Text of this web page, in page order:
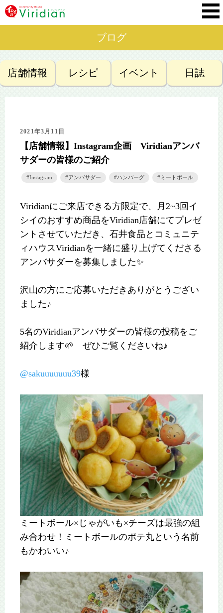
ブログ
店舗情報 レシピ イベント 日誌
2021年3月11日
【店舗情報】Instagram企画 Viridianアンバ
サダーの皆様のご紹介
Instagram アンバサダー ハンバーグ ミートボール
Viridianにご来店できる方限定で、月2~3回イ
シイのおすすめ商品をViridian店舗にてプレゼ
ントさせていただき、石井食品とコミュニテ
ィハウスViridianを一緒に盛り上げてくださる
アンバサダーを募集しました✨
沢山の方にご応募いただきありがとうござい
ました♪
5名のViridianアンバサダーの皆様の投稿をご
紹介します🌱 ぜひご覧くださいね♪
@sakuuuuuuu39様
ミートボール×じゃがいも×チーズは最強の組
み合わせ！ミートボールのポテ丸という名前
もかわいい♪